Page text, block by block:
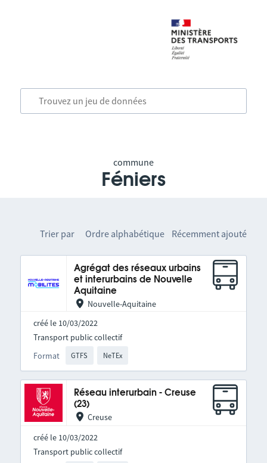
commune
Féniers
Trier par Ordre alphabétique Récemment ajouté
Agrégat des réseaux urbains
et interurbains de Nouvelle
Aquitaine
Nouvelle-Aquitaine
créé le 10/03/2022
Format GTFS NeTEx
Transport public collectif
Réseau interurbain - Creuse
(23)
Creuse
créé le 10/03/2022
Transport public collectif